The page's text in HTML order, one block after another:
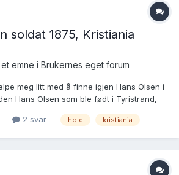
soldat 1875, Kristiania
emne i Brukernes eget forum
meg litt med å finne igjen Hans Olsen i
Hans Olsen som ble født i Tyristrand,
kb20051116030706 av foreldre Ole
2 svar hole kristiania